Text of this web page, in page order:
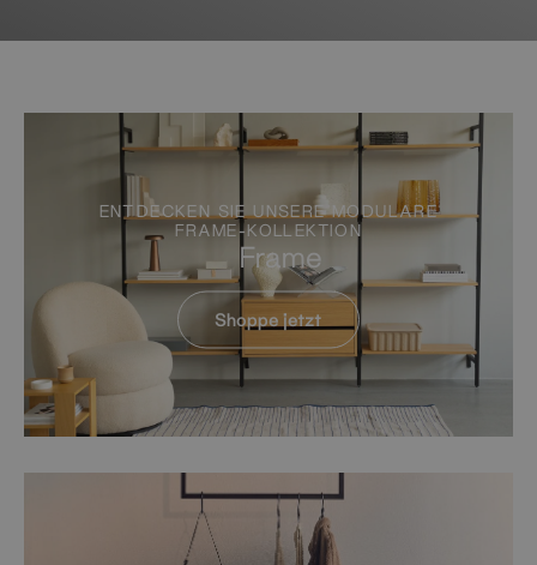
ENTDECKEN SIE UNSERE MODULARE
FRAME-KOLLEKTION
Frame
Shoppe jetzt